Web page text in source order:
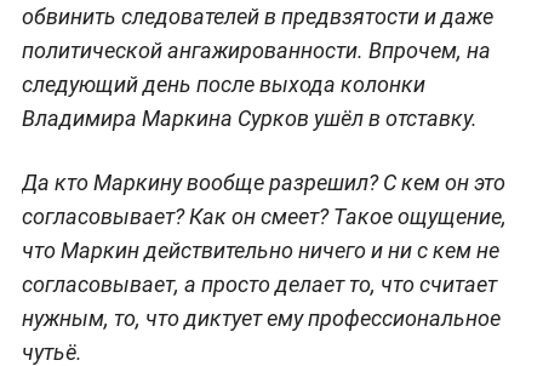
обвинить следователей в предвзятости и даже
политической ангажированности. Впрочем, на
следующий день после выхода колонки
Владимира Маркина Сурков ушёл в отставку.
Да кто Маркину вообще разрешил? С кем он это
согласовывает? Как он смеет? Такое ощущение,
что Маркин действительно ничего и ни с кем не
согласовывает, а просто делает то, что считает
нужным, то, что диктует ему профессиональное
чутьё.